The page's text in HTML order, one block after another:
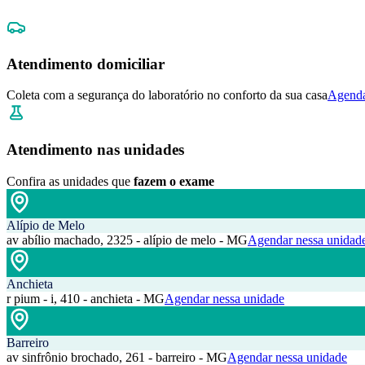
Atendimento domiciliar
Coleta com a segurança do laboratório no conforto da sua casa
Atendimento nas unidades
Confira as unidades que fazem o exame
Alípio de Melo
av abílio machado, 2325 - alípio de melo - MGAgendar nessa
Anchieta
r pium - i, 410 - anchieta - MGAgendar nessa unidade
Barreiro
av sinfrônio brochado, 261 - barreiro - MGAgendar nessa unidade